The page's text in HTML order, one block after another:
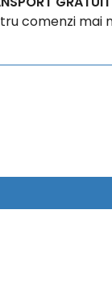
comenzi mai